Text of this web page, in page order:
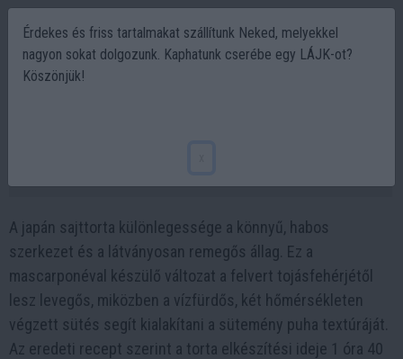
A japán sajttorta különlegessége a könnyű, habos
szerkezet és a látványosan remegős állag. Ez a
mascarponéval készülő változat a felvert tojásfehérjétől
lesz levegős, miközben a vízfürdős, két hőmérsékleten
végzett sütés segít kialakítani a sütemény puha textúráját.
Az eredeti recept szerint a torta elkészítési ideje 1 óra 40
Érdekes és friss tartalmakat szállítunk Neked, melyekkel
nagyon sokat dolgozunk. Kaphatunk cserébe egy LÁJK-ot?
Köszönjük!